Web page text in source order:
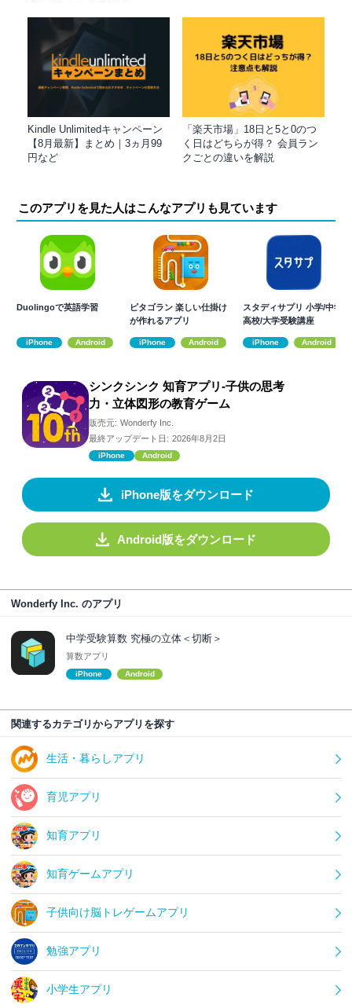
Kindle Unlimitedキャンペーン
【8月最新】まとめ｜3ヵ月99
円など
「楽天市場」18日と5と0のつ
く日はどちらが得？ 会員ラン
クごとの違いを解説
このアプリを見た人はこんなアプリも見ています
Duolingoで英語学習
iPhone Android
ピタゴラン 楽しい仕掛け
が作れるアプリ
iPhone Android
スタディサプリ 小学/中学/
高校/大学受験講座
iPhone Android
シンクシンク 知育アプリ-子供の思考
力・立体図形の教育ゲーム
販売元: Wonderfy Inc.
最終アップデート日: 2026年8月2日
iPhone Android
iPhone版をダウンロード
Android版をダウンロード
Wonderfy Inc. のアプリ
中学受験算数 究極の立体＜切断＞
算数アプリ
iPhone Android
関連するカテゴリからアプリを探す
生活・暮らしアプリ
育児アプリ
知育アプリ
知育ゲームアプリ
子供向け脳トレゲームアプリ
勉強アプリ
小学生アプリ